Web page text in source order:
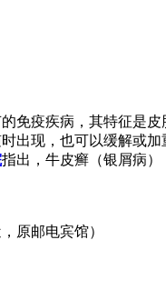
免疫疾病，其特征是
出现，也可以缓解或
指出，牛皮癣（银屑病
原邮电宾馆）